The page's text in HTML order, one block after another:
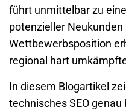
führt unmittelbar zu
potenzieller
Wettbewerbsposition
regional hart
In diesem Blogartikel
technisches SEO